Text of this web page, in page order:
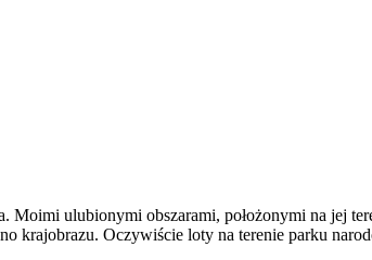
Moimi ulubionymi obszarami, położonymi na jej
krajobrazu. Oczywiście loty na terenie parku